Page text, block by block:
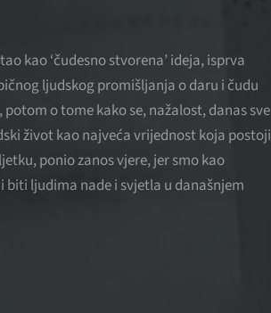
kao ‘čudesno stvorena’ ideja, isprva
ljudskog promišljanja o daru i čudu
o tome kako se, nažalost, danas sve
život kao najveća vrijednost koja
ponio zanos vjere, jer smo kao
biti ljudima nade i svjetla u današnjem